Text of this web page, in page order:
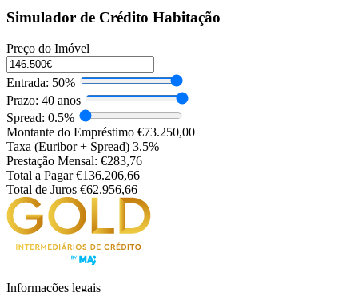
Simulador de Crédito Habitação
Preço do Imóvel
Entrada: 50%
Prazo: 40 anos
Spread: 0.5%
Montante do Empréstimo €73.250,00
Taxa (Euribor + Spread) 3.5%
Prestação Mensal: €283,76
Total a Pagar €136.206,66
Total de Juros €62.956,66
Informações legais